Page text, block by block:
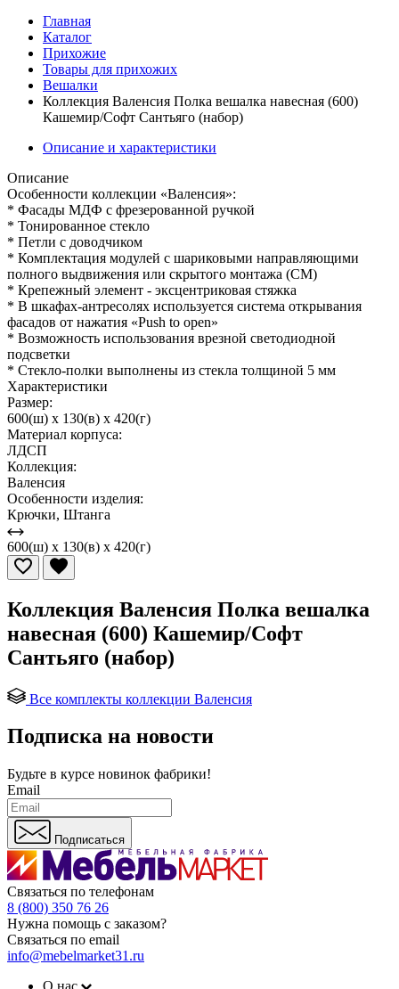
Главная
Каталог
Прихожие
Товары для прихожих
Вешалки
Коллекция Валенсия Полка вешалка навесная (600)
Кашемир/Софт Сантьяго (набор)
Описание и характеристики
Описание
Особенности коллекции «Валенсия»:
* Фасады МДФ с фрезерованной ручкой
* Тонированное стекло
* Петли с доводчиком
* Комплектация модулей с шариковыми направляющими
полного выдвижения или скрытого монтажа (СМ)
* Крепежный элемент - эксцентриковая стяжка
* В шкафах-антресолях используется система открывания
фасадов от нажатия «Push to open»
* Возможность использования врезной светодиодной
подсветки
* Стекло-полки выполнены из стекла толщиной 5 мм
Характеристики
Размер:
600(ш) x 130(в) x 420(г)
Материал корпуса:
ЛДСП
Коллекция:
Валенсия
Особенности изделия:
Крючки, Штанга
600(ш) x 130(в) x 420(г)
Коллекция Валенсия Полка вешалка
навесная (600) Кашемир/Софт
Сантьяго (набор)
Все комплекты коллекции Валенсия
Подписка на новости
Будьте в курсе новинок фабрики!
Email
Подписаться
Связаться по телефонам
8 (800) 350 76 26
Нужна помощь с заказом?
Связаться по email
info@mebelmarket31.ru